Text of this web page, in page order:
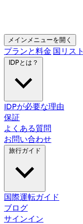
メインメニューを開く
プランと料金 国リスト
IDPとは？
IDPが必要な理由
保証
よくある質問
お問い合わせ
旅行ガイド
国際運転ガイド
ブログ
サインイン